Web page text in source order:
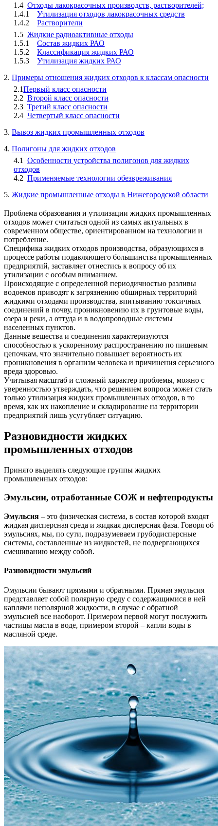
1.4 Отходы лакокрасочных производств, растворителей;
1.4.1 Утилизация отходов лакокрасочных средств
1.4.2 Растворители
1.5 Жидкие радиоактивные отходы
1.5.1 Состав жидких РАО
1.5.2 Классификация жидких РАО
1.5.3 Утилизация жидких РАО
2. Примеры отношения жидких отходов к классам опасности
2.1Первый класс опасности
2.2 Второй класс опасности
2.3 Третий класс опасности
2.4 Четвертый класс опасности
3. Вывоз жидких промышленных отходов
4. Полигоны для жидких отходов
4.1 Особенности устройства полигонов для жидких
отходов
4.2 Применяемые технологии обезвреживания
5. Жидкие промышленные отходы в Нижегородской области
Проблема образования и утилизации жидких промышленных
отходов может считаться одной из самых актуальных в
современном обществе, ориентированном на технологии и
потребление.
Специфика жидких отходов производства, образующихся в
процессе работы подавляющего большинства промышленных
предприятий, заставляет отнестись к вопросу об их
утилизации с особым вниманием.
Происходящие с определенной периодичностью разливы
водоемов приводят к загрязнению обширных территорий
жидкими отходами производства, впитыванию токсичных
соединений в почву, проникновению их в грунтовые воды,
озера и реки, а оттуда и в водопроводные системы
населенных пунктов.
Данные вещества и соединения характеризуются
способностью к ускоренному распространению по пищевым
цепочкам, что значительно повышает вероятность их
проникновения в организм человека и причинения серьезного
вреда здоровью.
Учитывая масштаб и сложный характер проблемы, можно с
уверенностью утверждать, что решением вопроса может стать
только утилизация жидких промышленных отходов, в то
время, как их накопление и складирование на территории
предприятий лишь усугубляет ситуацию.
Разновидности жидких
промышленных отходов
Принято выделять следующие группы жидких
промышленных отходов:
Эмульсии, отработанные СОЖ и нефтепродукты
Эмульсия – это физическая система, в состав которой входят
жидкая дисперсная среда и жидкая дисперсная фаза. Говоря об
эмульсиях, мы, по сути, подразумеваем грубодисперсные
системы, составленные из жидкостей, не подвергающихся
смешиванию между собой.
Разновидности эмульсий
Эмульсии бывают прямыми и обратными. Прямая эмульсия
представляет собой полярную среду с содержащимися в ней
каплями неполярной жидкости, в случае с обратной
эмульсией все наоборот. Примером первой могут послужить
частицы масла в воде, примером второй – капли воды в
масляной среде.